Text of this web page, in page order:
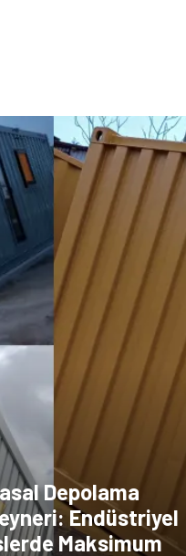
Depolama
Endüstriyel
Maksimum